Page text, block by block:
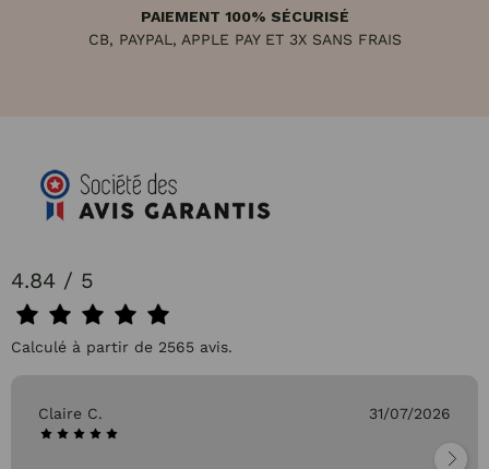
PAIEMENT 100% SÉCURISÉ
CB, PAYPAL, APPLE PAY ET 3X SANS FRAIS
4.84 / 5
Calculé à partir de 2565 avis.
Claire C. 31/07/2026